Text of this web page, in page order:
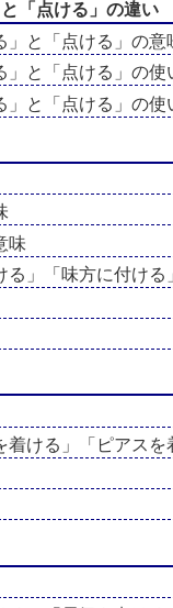
「点ける」の違い
」と「点ける」の意
」と「点ける」の使
」と「点ける」の使
味
」「味方に付ける
ける」「ピアスを